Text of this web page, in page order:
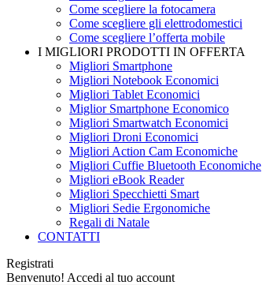
Come scegliere la fotocamera
Come scegliere gli elettrodomestici
Come scegliere l’offerta mobile
I MIGLIORI PRODOTTI IN OFFERTA
Migliori Smartphone
Migliori Notebook Economici
Migliori Tablet Economici
Miglior Smartphone Economico
Migliori Smartwatch Economici
Migliori Droni Economici
Migliori Action Cam Economiche
Migliori Cuffie Bluetooth Economiche
Migliori eBook Reader
Migliori Specchietti Smart
Migliori Sedie Ergonomiche
Regali di Natale
CONTATTI
Registrati
Benvenuto! Accedi al tuo account